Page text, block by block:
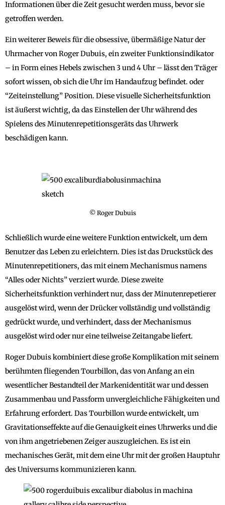
Informationen über die Zeit gesucht werden muss, bevor sie
getroffen werden.
Ein weiterer Beweis für die obsessive, übermäßige Natur der
Uhrmacher von Roger Dubuis, ein zweiter Funktionsindikator
– in Form eines Hebels zwischen 3 und 4 Uhr – lässt den Träger
sofort wissen, ob sich die Uhr im Handaufzug befindet. oder
“Zeiteinstellung” Position. Diese visuelle Sicherheitsfunktion
ist äußerst wichtig, da das Einstellen der Uhr während des
Spielens des Minutenrepetitionsgeräts das Uhrwerk
beschädigen kann.
© Roger Dubuis
Schließlich wurde eine weitere Funktion entwickelt, um dem
Benutzer das Leben zu erleichtern. Dies ist das Druckstück des
Minutenrepetitioners, das mit einem Mechanismus namens
“Alles oder Nichts” verziert wurde. Diese zweite
Sicherheitsfunktion verhindert nur, dass der Minutenrepetierer
ausgelöst wird, wenn der Drücker vollständig und vollständig
gedrückt wurde, und verhindert, dass der Mechanismus
ausgelöst wird oder nur eine teilweise Zeitangabe liefert.
Roger Dubuis kombiniert diese große Komplikation mit seinem
berühmten fliegenden Tourbillon, das von Anfang an ein
wesentlicher Bestandteil der Markenidentität war und dessen
Zusammenbau und Passform unvergleichliche Fähigkeiten und
Erfahrung erfordert. Das Tourbillon wurde entwickelt, um
Gravitationseffekte auf die Genauigkeit eines Uhrwerks und die
von ihm angetriebenen Zeiger auszugleichen. Es ist ein
mechanisches Gerät, mit dem eine Uhr mit der großen Hauptuhr
des Universums kommunizieren kann.